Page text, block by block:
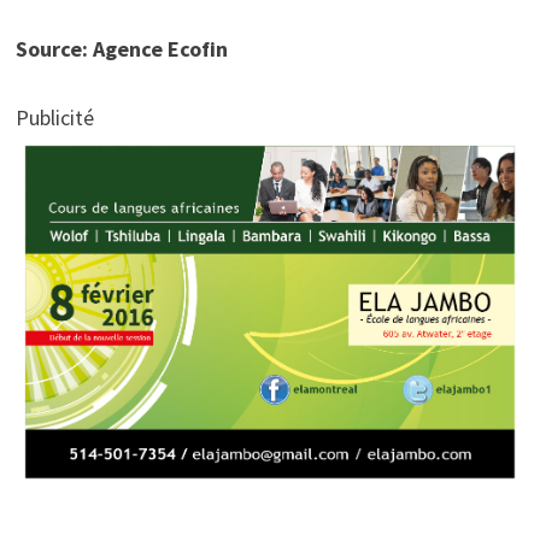
Source: Agence Ecofin
Publicité